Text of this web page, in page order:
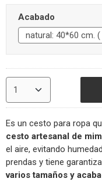
Acabado
Es un cesto para ropa
cesto artesanal de
el aire, evitando
prendas y tiene
varios tamaños y